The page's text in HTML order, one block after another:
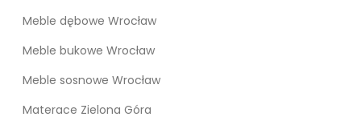
Meble dębowe Wrocław
Meble bukowe Wrocław
Meble sosnowe Wrocław
Materace Zielona Góra